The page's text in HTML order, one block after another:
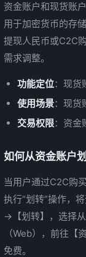
资金账户和现货账
用于加密货币的存
提现人民币或C2C
需求调整。
功能定位：现货
使用场景：现货
交易权限：资金
如何从资金账户
当用户通过C2C购
执行“划转”操作，
→【划转】，选择
（Web），前往
免费。